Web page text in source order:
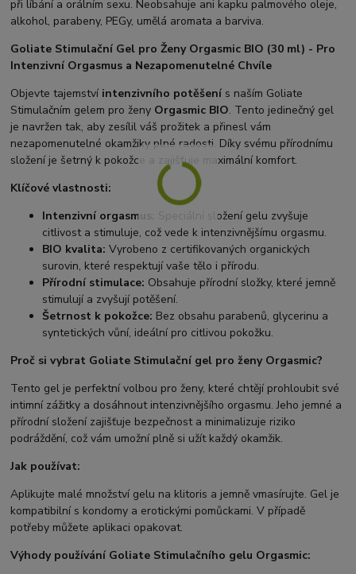
při líbání a orálním sexu. Neobsahuje ani kapku palmového oleje,
alkohol, parabeny, PEGy, umělá aromata a barviva.
Goliate Stimulační Gel pro Ženy Orgasmic BIO (30 ml) - Pro
Intenzivní Orgasmus a Nezapomenutelné Chvíle
Objevte tajemství intenzivního potěšení s naším Goliate
Stimulačním gelem pro ženy Orgasmic BIO. Tento jedinečný gel
je navržen tak, aby zesílil váš prožitek a přinesl vám
nezapomenutelné okamžiky plné radosti. Díky svému přírodnímu
složení je šetrný k pokožce a zajišťuje maximální komfort.
Klíčové vlastnosti:
Intenzivní orgasmus:
Speciální složení gelu zvyšuje
citlivost a stimuluje, což vede k intenzivnějšímu orgasmu.
BIO kvalita: Vyrobeno z certifikovaných organických
surovin, které respektují vaše tělo i přírodu.
Přírodní stimulace: Obsahuje přírodní složky, které jemně
stimulují a zvyšují potěšení.
Šetrnost k pokožce: Bez obsahu parabenů, glycerinu a
syntetických vůní, ideální pro citlivou pokožku.
Proč si vybrat Goliate Stimulační gel pro ženy Orgasmic?
Tento gel je perfektní volbou pro ženy, které chtějí prohloubit své
intimní zážitky a dosáhnout intenzivnějšího orgasmu. Jeho jemné a
přírodní složení zajišťuje bezpečnost a minimalizuje riziko
podráždění, což vám umožní plně si užít každý okamžik.
Jak používat:
Aplikujte malé množství gelu na klitoris a jemně vmasírujte. Gel je
kompatibilní s kondomy a erotickými pomůckami. V případě
potřeby můžete aplikaci opakovat.
Výhody používání Goliate Stimulačního gelu Orgasmic: